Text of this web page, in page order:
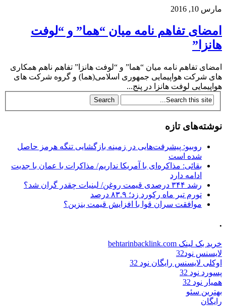
مارس 10, 2016
امضای تفاهم نامه میان “هما” و “لوفت
هانزا”
امضای تفاهم نامه میان “هما” و “لوفت هانزا” تفاهم ناهم همکاری
های شرکت هواپیمایی جمهوری اسلامی(هما) و گروه شرکت های
هواپیمایی لوفت هانزا در پنج...
نوشته‌های تازه
روبیو: پیشرفت‌هایی در زمینه بازگشایی تنگه هرمز حاصل
شده است
بقائی: مذاکره‌ای با آمریکا نداریم/ مذاکرات با عمان با جدیت
ادامه دارد
رشد ۳۴۴ درصدی قیمت روغن/ لبنیات چقدر گران شد؟
تورم تیر ماه رکورد زد؛ ۸۳.۹ درصد
موافقت سران قوا با افزایش قیمت بنزین؟
.
خرید بک لینک behtarinbacklink.com
لایسنس نود32
اوکلی لایسنس رایگان نود 32
پسورد نود 32
همیار نود 32
بهترین سئو
رایگان